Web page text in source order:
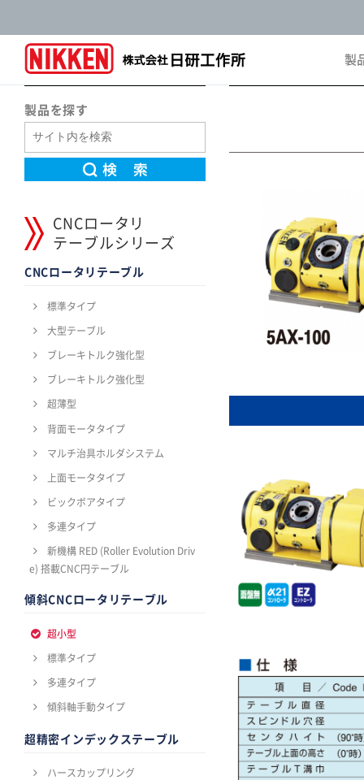
製
製品を探す
CNCロータリ
テーブルシリーズ
CNCロータリテーブル
標準タイプ
大型テーブル
ブレーキトルク強化型
ブレーキトルク強化型
超薄型
背面モータタイプ
マルチ治具ホルダシステム
上面モータタイプ
ビックボアタイプ
多連タイプ
新機構 RED (Roller Evolution Driv
e) 搭載CNC円テーブル
傾斜CNCロータリテーブル
超小型
標準タイプ
多連タイプ
傾斜軸手動タイプ
超精密インデックステーブル
ハースカップリング